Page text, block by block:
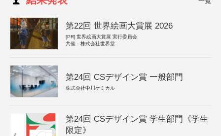
第22回 世界絵画大賞展 2026
[PR] 世界絵画大賞展 実行委員会
共催：株式会社世界堂
第24回 CSデザイン賞 一般部門
株式会社中川ケミカル
第24回 CSデザイン賞 学生部門《学生
限定》